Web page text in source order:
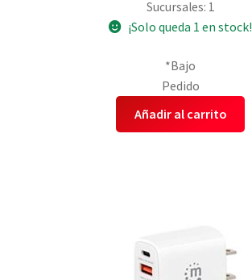
Sucursales: 1
¡Solo queda 1 en stock!
*Bajo
Pedido
Añadir al carrito